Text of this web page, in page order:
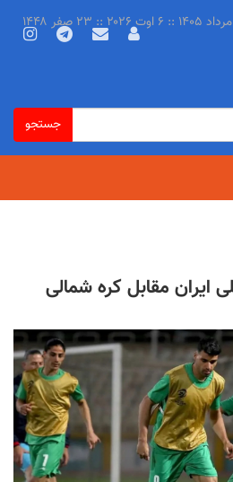
جستجو
ایران مقابل کره شمالی